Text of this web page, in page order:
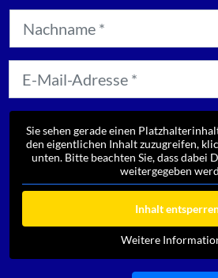
Sie sehen gerade einen
den eigentlichen Inhalt zuzugreifen,
unten. Bitte beachten Sie, dass dabei
weitergegeben
Inhalt
Weitere